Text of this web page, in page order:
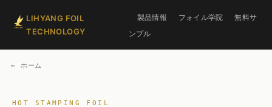
LIHYANG FOIL
TECHNOLOGY
製品情報 フォイル学院
無料サ
ンプル
← ホーム